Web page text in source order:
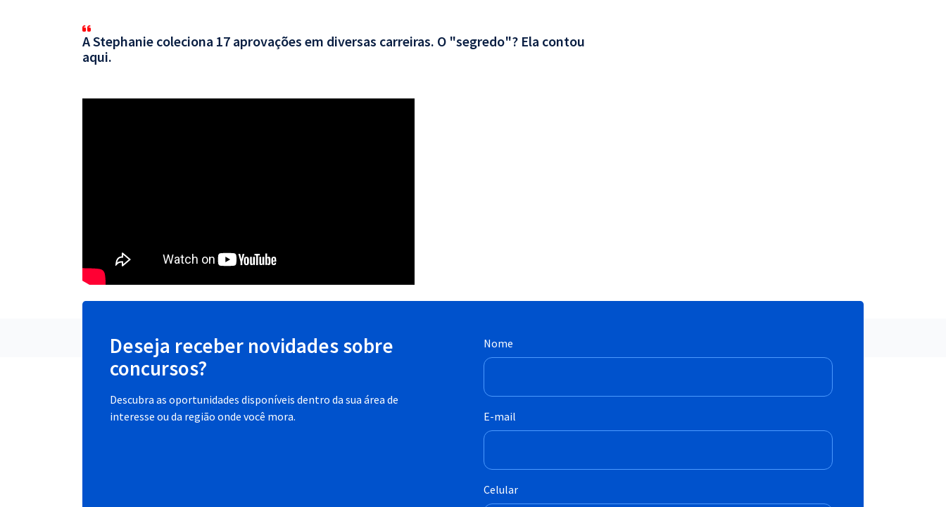
A Stephanie coleciona 17 aprovações em diversas carreiras. O "segredo"? Ela contou
aqui.
Deseja receber novidades sobre
concursos?
Descubra as oportunidades disponíveis dentro da sua área de
interesse ou da região onde você mora.
Nome
E-mail
Celular